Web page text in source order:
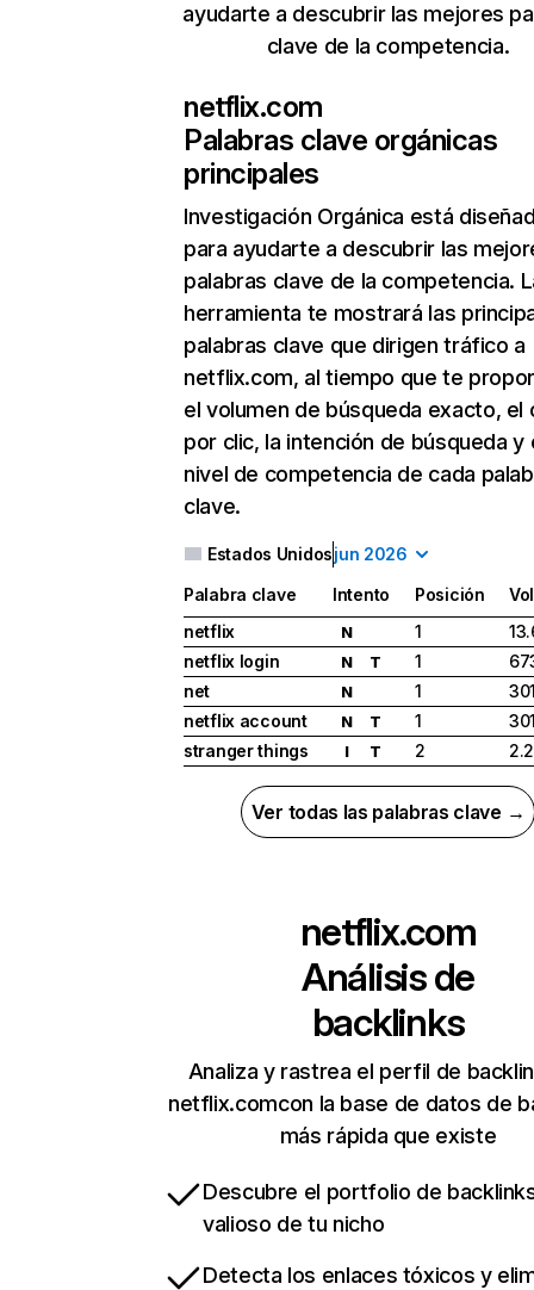
ayudarte a descubrir las mejores
clave de la competencia.
netflix.com
Palabras clave orgánicas
principales
Investigación Orgánica está
para ayudarte a descubrir las
palabras clave de la competencia.
herramienta te mostrará las
palabras clave que dirigen tráfico a
netflix.com, al tiempo que te
el volumen de búsqueda exacto, el
por clic, la intención de búsqueda y
nivel de competencia de cada
clave.
Estados Unidosjun 2026
Palabra clave Intento Posición
netflix
N 1
netflix login
N T 1
net
N 1
netflix account
N T 1
stranger things
I T 2
Ver todas las palabras clave →
netflix.com
Análisis de
backlinks
Analiza y rastrea el perfil de
netflix.comcon la base de datos de
más rápida que existe
Descubre el portfolio de
valioso de tu nicho
Detecta los enlaces tóxicos y